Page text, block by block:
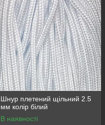
Шнур плетений щільний 2.5
мм колір білий
В наявності